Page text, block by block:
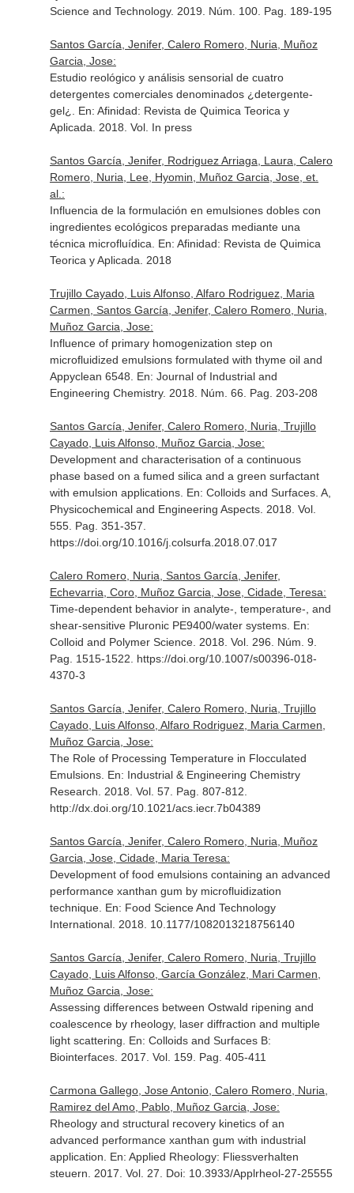
Science and Technology. 2019. Núm. 100. Pag. 189-195
Santos García, Jenifer, Calero Romero, Nuria, Muñoz
Garcia, Jose:
Estudio reológico y análisis sensorial de cuatro
detergentes comerciales denominados ¿detergente-
gel¿. En: Afinidad: Revista de Quimica Teorica y
Aplicada . 2018. Vol. In press
Santos García, Jenifer, Rodriguez Arriaga, Laura, Calero
Romero, Nuria, Lee, Hyomin, Muñoz Garcia, Jose, et.
al.:
Influencia de la formulación en emulsiones dobles con
ingredientes ecológicos preparadas mediante una
técnica microfluídica. En: Afinidad: Revista de Quimica
Teorica y Aplicada . 2018
Trujillo Cayado, Luis Alfonso, Alfaro Rodriguez, Maria
Carmen, Santos García, Jenifer, Calero Romero, Nuria,
Muñoz Garcia, Jose:
Influence of primary homogenization step on
microfluidized emulsions formulated with thyme oil and
Appyclean 6548. En: Journal of Industrial and
Engineering Chemistry. 2018. Núm. 66. Pag. 203-208
Santos García, Jenifer, Calero Romero, Nuria, Trujillo
Cayado, Luis Alfonso, Muñoz Garcia, Jose:
Development and characterisation of a continuous
phase based on a fumed silica and a green surfactant
with emulsion applications. En: Colloids and Surfaces. A,
Physicochemical and Engineering Aspects. 2018. Vol.
555. Pag. 351-357.
https://doi.org/10.1016/j.colsurfa.2018.07.017
Calero Romero, Nuria, Santos García, Jenifer,
Echevarria, Coro, Muñoz Garcia, Jose, Cidade, Teresa:
Time-dependent behavior in analyte-, temperature-, and
shear-sensitive Pluronic PE9400/water systems. En:
Colloid and Polymer Science. 2018. Vol. 296. Núm. 9.
Pag. 1515-1522. https://doi.org/10.1007/s00396-018-
4370-3
Santos García, Jenifer, Calero Romero, Nuria, Trujillo
Cayado, Luis Alfonso, Alfaro Rodriguez, Maria Carmen,
Muñoz Garcia, Jose:
The Role of Processing Temperature in Flocculated
Emulsions. En: Industrial & Engineering Chemistry
Research . 2018. Vol. 57. Pag. 807-812.
http://dx.doi.org/10.1021/acs.iecr.7b04389
Santos García, Jenifer, Calero Romero, Nuria, Muñoz
Garcia, Jose, Cidade, Maria Teresa:
Development of food emulsions containing an advanced
performance xanthan gum by microfluidization
technique. En: Food Science And Technology
International. 2018. 10.1177/1082013218756140
Santos García, Jenifer, Calero Romero, Nuria, Trujillo
Cayado, Luis Alfonso, García González, Mari Carmen,
Muñoz Garcia, Jose:
Assessing differences between Ostwald ripening and
coalescence by rheology, laser diffraction and multiple
light scattering. En: Colloids and Surfaces B:
Biointerfaces. 2017. Vol. 159. Pag. 405-411
Carmona Gallego, Jose Antonio, Calero Romero, Nuria,
Ramirez del Amo, Pablo, Muñoz Garcia, Jose:
Rheology and structural recovery kinetics of an
advanced performance xanthan gum with industrial
application. En: Applied Rheology: Fliessverhalten
steuern . 2017. Vol. 27. Doi: 10.3933/Applrheol-27-25555